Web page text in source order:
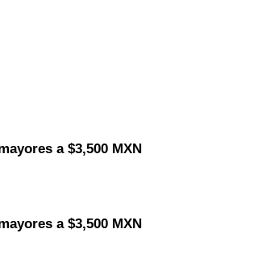
a $3,500 MXN
a $3,500 MXN